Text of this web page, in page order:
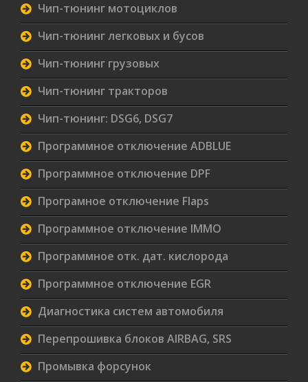
Чип-тюнинг мотоциклов
Чип-тюнинг легковых и бусов
Чип-тюнинг грузовых
Чип-тюнинг тракторов
Чип-тюнинг: DSG6, DSG7
Программное отключение ADBLUE
Программное отключение DPF
Програмное отключение Flaps
Программное отключение IMMO
Программное отк. дат. кислорода
Программное отключение EGR
Диагностика систем автомобиля
Перепрошивка блоков AIRBAG, SRS
Промывка форсунок